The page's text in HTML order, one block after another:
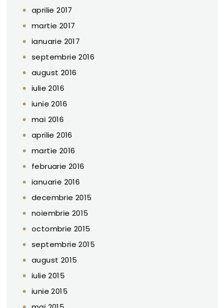
aprilie 2017
martie 2017
ianuarie 2017
septembrie 2016
august 2016
iulie 2016
iunie 2016
mai 2016
aprilie 2016
martie 2016
februarie 2016
ianuarie 2016
decembrie 2015
noiembrie 2015
octombrie 2015
septembrie 2015
august 2015
iulie 2015
iunie 2015